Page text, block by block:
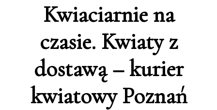
Kwiaciarnie na
czasie. Kwiaty z
dostawą – kurier
kwiatowy Poznań